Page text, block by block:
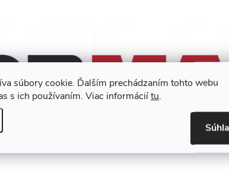
súbory cookie. Ďalším prechádzaním tohto webu
s ich používaním. Viac informáciítu.